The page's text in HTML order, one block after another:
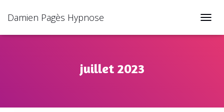
Damien Pagès Hypnose
juillet 2023